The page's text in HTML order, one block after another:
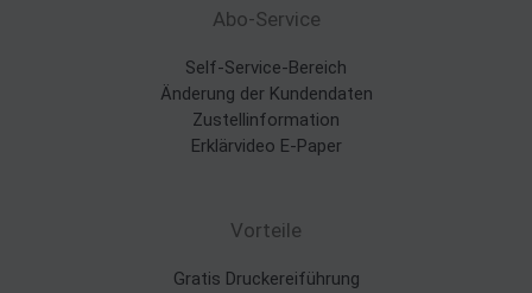
Abo-Service
Self-Service-Bereich
Änderung der Kundendaten
Zustellinformation
Erklärvideo E-Paper
Vorteile
Gratis Druckereiführung